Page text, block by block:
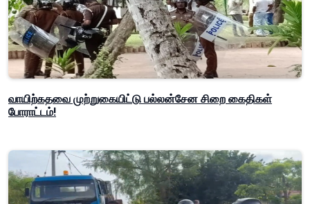
வாயிற்கதவை முற்றுகையிட்டு பல்லன்சேன சிறை கைதிகள்
போராட்டம்!